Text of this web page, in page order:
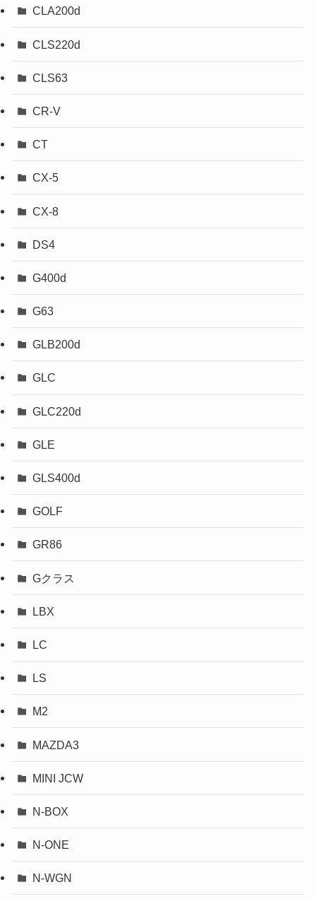
CLA200d
CLS220d
CLS63
CR-V
CT
CX-5
CX-8
DS4
G400d
G63
GLB200d
GLC
GLC220d
GLE
GLS400d
GOLF
GR86
Gクラス
LBX
LC
LS
M2
MAZDA3
MINI JCW
N-BOX
N-ONE
N-WGN